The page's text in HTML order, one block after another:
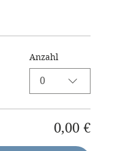
Anzahl
0
0,00 €